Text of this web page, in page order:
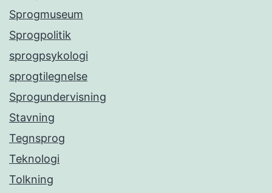
Sprogmuseum
Sprogpolitik
sprogpsykologi
sprogtilegnelse
Sprogundervisning
Stavning
Tegnsprog
Teknologi
Tolkning